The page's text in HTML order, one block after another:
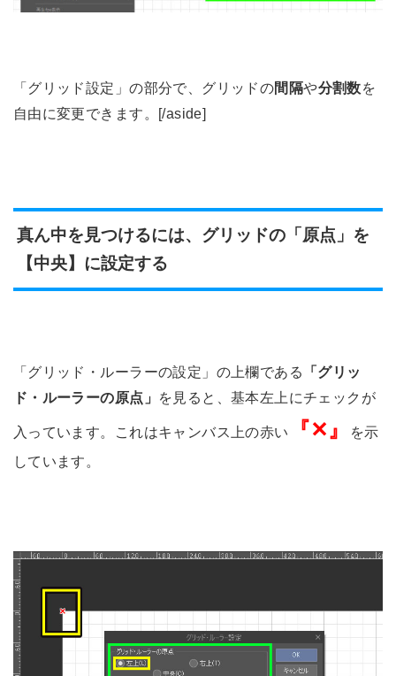
「グリッド設定」の部分で、グリッドの間隔や分割数を
自由に変更できます。[/aside]
真ん中を見つけるには、グリッドの「原点」を
【中央】に設定する
「グリッド・ルーラーの設定」の上欄である
「グリッ
ド・ルーラーの原点」
を見ると、基本左上にチェックが
入っています。これはキャンバス上の赤い 『✕』
を示
しています。